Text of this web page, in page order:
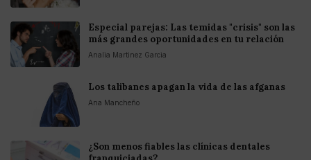
Especial parejas: Las temidas "crisis" son las
más grandes oportunidades en tu relación
Analia Martinez Garcia
Los talibanes apagan la vida de las afganas
Ana Mancheño
¿Son menos fiables las clínicas dentales